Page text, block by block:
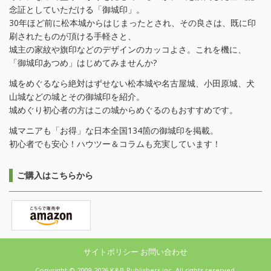
念証としていただける「御城印」。
30年ほど前に松本城からはじまったとされ、その良さは、既に印
刷されたものが頂ける手軽さと、
城主の家紋や旗印などのデザインのカッコよさ。これを機に、
「御城印あつめ」はじめてみませんか?
城をめぐるなら絶対はずせない松本城や名古屋城、小田原城、犬
山城などの城とその御城印を紹介。
城めぐり初心者の方はこの城からめぐるのもおすすめです。
城マニアも「お得」な日本全国134箇の御城印を掲載。
初心者でも安心！ハウツー＆コラムも充実しています！
ご購入はこちらから
サイトポリシー お問い合わせ